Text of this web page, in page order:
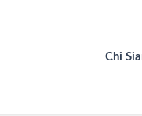
Chi